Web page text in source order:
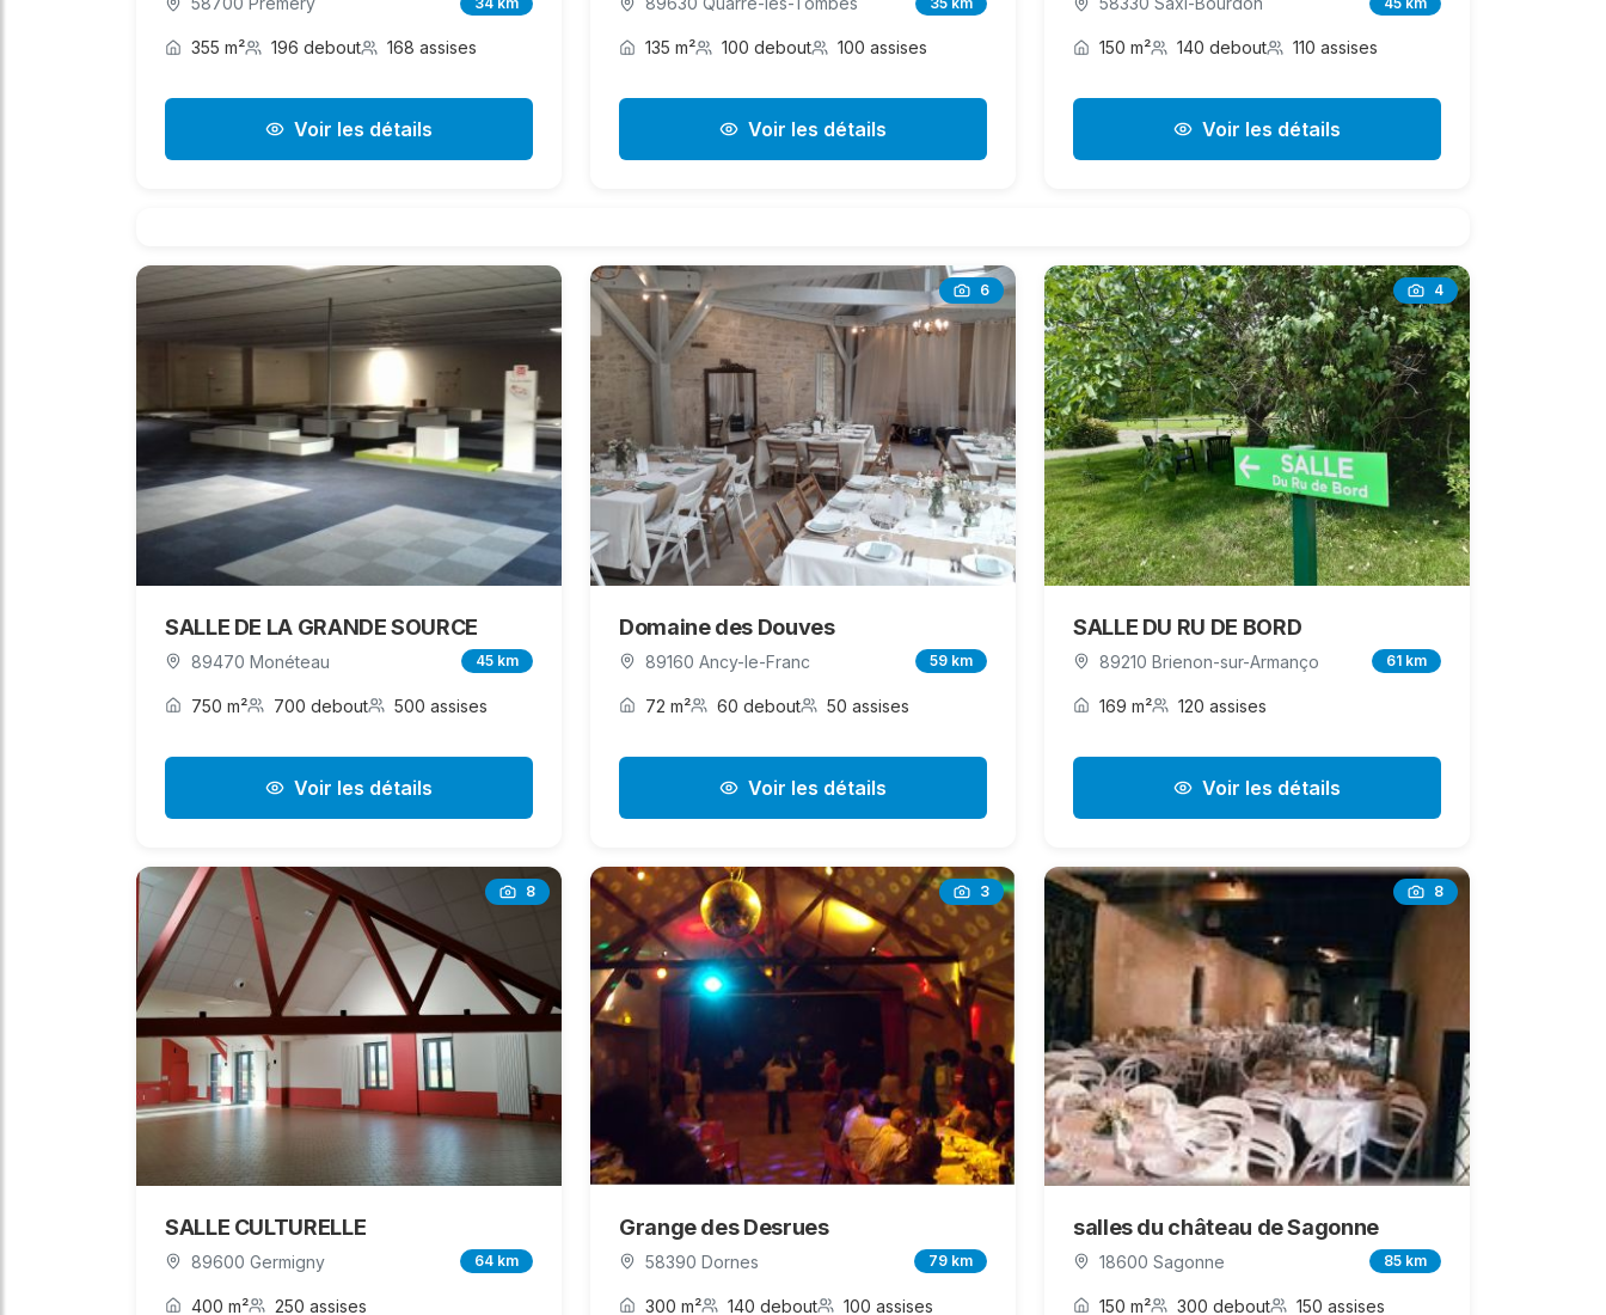
355 m² 196 debout 168 assises
Voir les détails
135 m² 100 debout 100 assises
Voir les détails
150 m² 140 debout 110 assises
Voir les détails
SALLE DE LA GRANDE SOURCE
89470 Monéteau 45 km
750 m² 700 debout 500 assises
Voir les détails
6
Domaine des Douves
89160 Ancy-le-Franc 59 km
72 m² 60 debout 50 assises
Voir les détails
4
SALLE DU RU DE BORD
89210 Brienon-sur-Armanço 61 km
169 m² 120 assises
Voir les détails
8
SALLE CULTURELLE
89600 Germigny 64 km
400 m² 250 assises
3
Grange des Desrues
58390 Dornes 79 km
300 m² 140 debout 100 assises
8
salles du château de Sagonne
18600 Sagonne 85 km
150 m² 300 debout 150 assises